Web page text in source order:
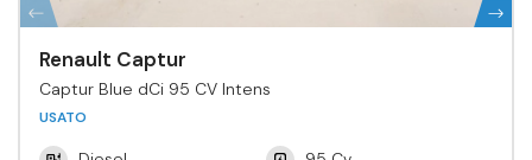
Renault Captur
Captur Blue dCi 95 CV Intens
USATO